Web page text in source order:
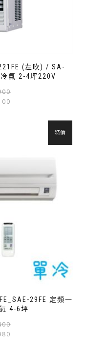
(左吹) / SA-
氣 2-4坪220V
29FE 定頻一
4-6坪
特價